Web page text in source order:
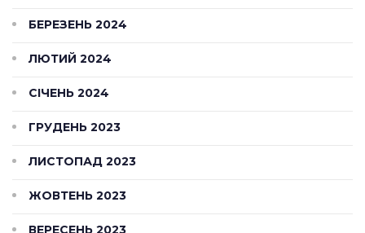
БЕРЕЗЕНЬ 2024
ЛЮТИЙ 2024
СІЧЕНЬ 2024
ГРУДЕНЬ 2023
ЛИСТОПАД 2023
ЖОВТЕНЬ 2023
ВЕРЕСЕНЬ 2023